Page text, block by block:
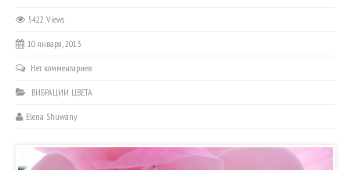
5422 Views
10 января, 2013
Нет комментариев
ВИБРАЦИИ ЦВЕТА
Elena Shuwany